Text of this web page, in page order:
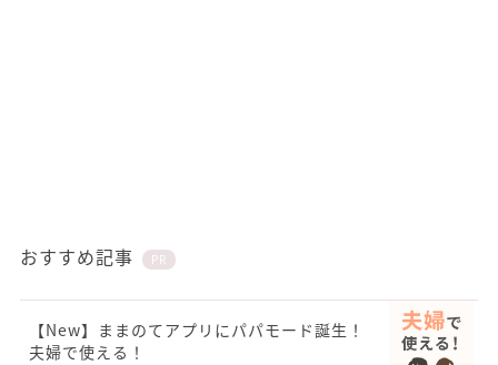
おすすめ記事 PR
【New】ままのてアプリにパパモード誕生！
夫婦で使える！